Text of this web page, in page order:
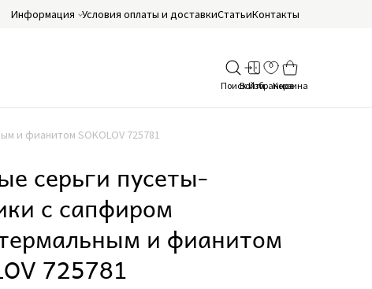
Информация Условия оплаты и доставкиСтатьиКонтакты
и фианитом SOKOLOV 725781
серьги пусеты-
с сапфиром
и фианитом
725781